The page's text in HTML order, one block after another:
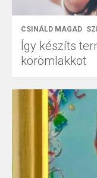
CSINÁLD MAGAD
Így készíts
körömlakkot